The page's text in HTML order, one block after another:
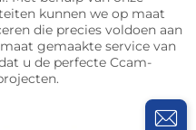
kunnen we op maat
die precies voldoen aan
gemaakte service van
u de perfecte Ccam-